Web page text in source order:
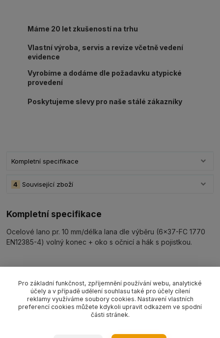
Máme 20 let zkušeností na trhu
Vlastní výroba, servis a revize včetně vedení
evidence
Vyrobíme a dodáme dle požadavku atypické
provedení
Poskytujeme slevy pro naše stálé zákazníky
Kompletní specifikace
Související zboží
4
Kompletní specifikace
Ocelové lano pr. 10 mm/délka lana dle výběru (6x37-FC 1770
EN12385-4) volný konec + oko s očnicí a hák s pojistkou.
Související zboží 4
Pro základní funkčnost, zpříjemnění používání webu, analytické
účely a v případě udělení souhlasu také pro účely cílení
reklamy využíváme soubory cookies. Nastavení vlastních
preferencí cookies můžete kdykoli upravit odkazem ve spodní
části stránek.